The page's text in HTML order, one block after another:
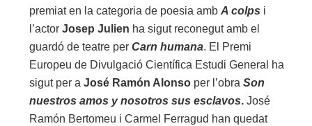
premiat en la categoria de poesia ambA colps i
l’actorJosep Julien ha sigut reconegut amb el
guardó de teatre perCarn humana. El Premi
Europeu de Divulgació Científica Estudi General ha
sigut per aJosé Ramón Alonso per l’obraSon
nuestros amos y nosotros sus esclavos.José
Ramón Bertomeu i Carmel Ferragud han quedat